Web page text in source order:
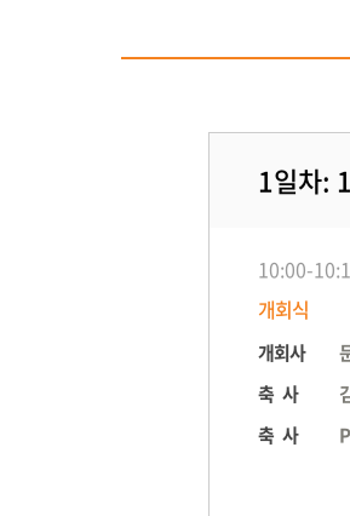
1일차:
10:00-
개회식
개회사
축 사
축 사